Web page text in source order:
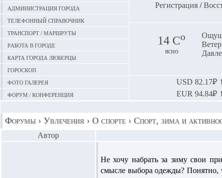
Администрация города
Телефонный справочник
Транспорт / маршруты
Работа в городе
Карта города Люберцы
Гороскоп
Фото галерея
Форум / конференция
Регистрация/
14 Сo
ясно
USD 82.17₽
EUR 94.84₽
Форумы › Увлечения › О спорте › Спорт, зима и
Автор
Не хочу набрать за зиму свои
смысле выбора одежды? Понятно,